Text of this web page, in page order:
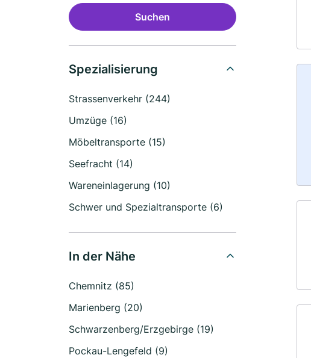
Suchen
Spezialisierung
Strassenverkehr (244)
Umzüge (16)
Möbeltransporte (15)
Seefracht (14)
Wareneinlagerung (10)
Schwer und Spezialtransporte (6)
In der Nähe
Chemnitz (85)
Marienberg (20)
Schwarzenberg/Erzgebirge (19)
Pockau-Lengefeld (9)